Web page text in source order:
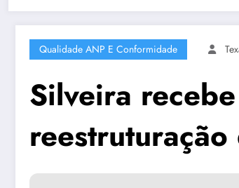
Qualidade ANP E Conformidade
Silveira